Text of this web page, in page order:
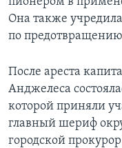
Она также
по
После ареста
Анджелеса
которой приняли
главный шериф
городской